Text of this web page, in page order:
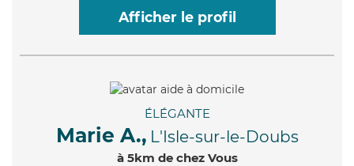
Afficher le profil
ÉLÉGANTE
Marie A., L'Isle-sur-le-Doubs
à 5km de chez Vous